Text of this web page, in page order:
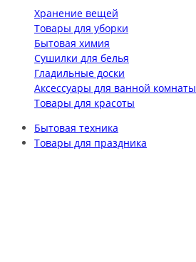
Хранение вещей
Товары для уборки
Бытовая химия
Сушилки для белья
Гладильные доски
Аксессуары для ванной комнаты
Товары для красоты
Бытовая техника
Товары для праздника